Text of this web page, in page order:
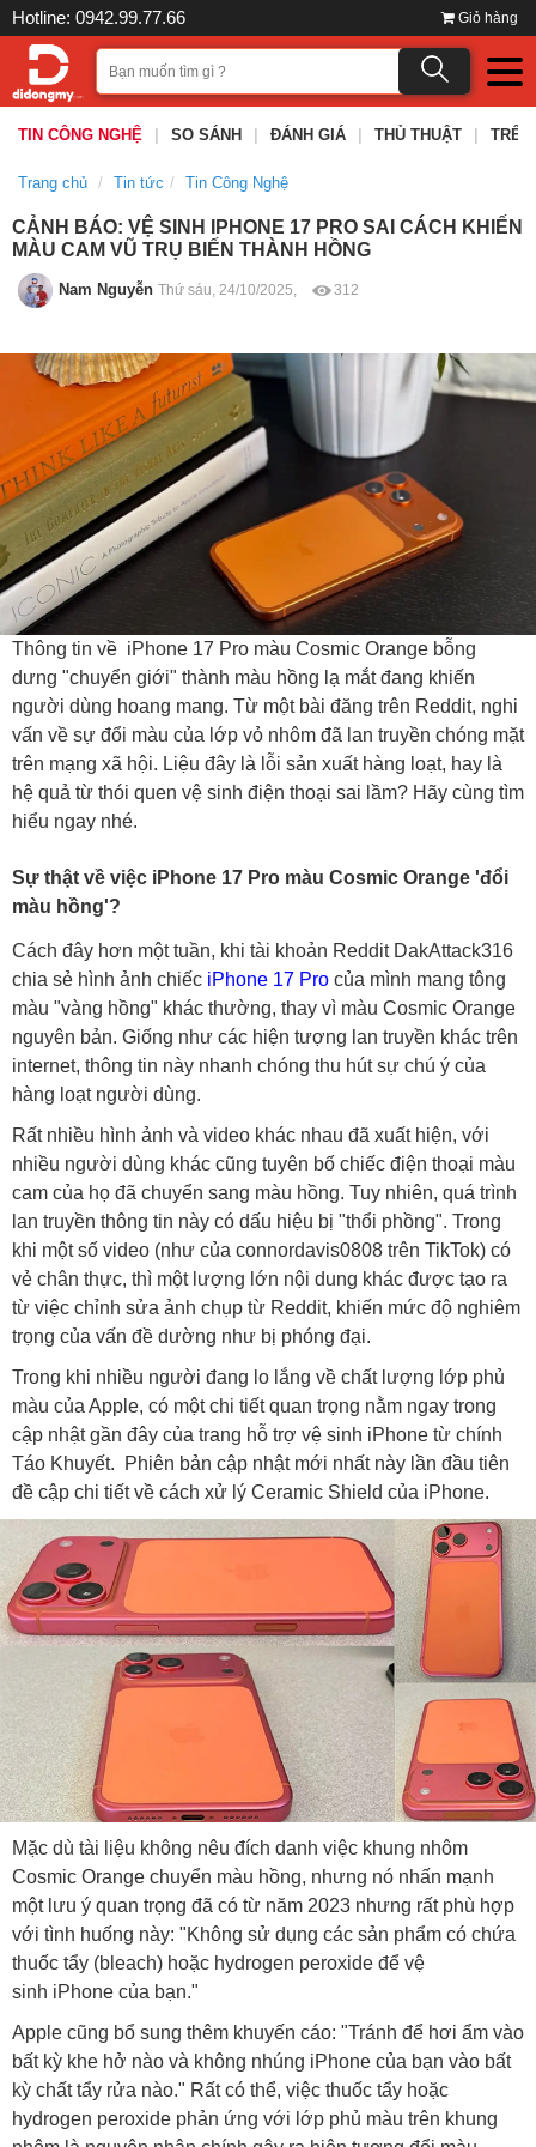
Hotline: 0942.99.77.66 Giỏ hàng
TIN CÔNG NGHỆ SO SÁNH ĐÁNH GIÁ THỦ THUẬT TRÊN
Trang chủ Tin tức Tin Công Nghệ
CẢNH BÁO: VỆ SINH IPHONE 17 PRO SAI CÁCH KHIẾN
MÀU CAM VŨ TRỤ BIẾN THÀNH HỒNG
Nam Nguyễn Thứ sáu, 24/10/2025, 312
Thông tin về iPhone 17 Pro màu Cosmic Orange bỗng
dưng "chuyển giới" thành màu hồng lạ mắt đang khiến
người dùng hoang mang. Từ một bài đăng trên Reddit, nghi
vấn về sự đổi màu của lớp vỏ nhôm đã lan truyền chóng mặt
trên mạng xã hội. Liệu đây là lỗi sản xuất hàng loạt, hay là
hệ quả từ thói quen vệ sinh điện thoại sai lầm? Hãy cùng tìm
hiểu ngay nhé.
Sự thật về việc iPhone 17 Pro màu Cosmic Orange 'đổi
màu hồng'?
Cách đây hơn một tuần, khi tài khoản Reddit DakAttack316
chia sẻ hình ảnh chiếc iPhone 17 Pro của mình mang tông
màu "vàng hồng" khác thường, thay vì màu Cosmic Orange
nguyên bản. Giống như các hiện tượng lan truyền khác trên
internet, thông tin này nhanh chóng thu hút sự chú ý của
hàng loạt người dùng.
Rất nhiều hình ảnh và video khác nhau đã xuất hiện, với
nhiều người dùng khác cũng tuyên bố chiếc điện thoại màu
cam của họ đã chuyển sang màu hồng. Tuy nhiên, quá trình
lan truyền thông tin này có dấu hiệu bị "thổi phồng". Trong
khi một số video (như của connordavis0808 trên TikTok) có
vẻ chân thực, thì một lượng lớn nội dung khác được tạo ra
từ việc chỉnh sửa ảnh chụp từ Reddit, khiến mức độ nghiêm
trọng của vấn đề dường như bị phóng đại.
Trong khi nhiều người đang lo lắng về chất lượng lớp phủ
màu của Apple, có một chi tiết quan trọng nằm ngay trong
cập nhật gần đây của trang hỗ trợ vệ sinh iPhone từ chính
Táo Khuyết. Phiên bản cập nhật mới nhất này lần đầu tiên
đề cập chi tiết về cách xử lý Ceramic Shield của iPhone.
Mặc dù tài liệu không nêu đích danh việc khung nhôm
Cosmic Orange chuyển màu hồng, nhưng nó nhấn mạnh
một lưu ý quan trọng đã có từ năm 2023 nhưng rất phù hợp
với tình huống này: "Không sử dụng các sản phẩm có chứa
thuốc tẩy (bleach) hoặc hydrogen peroxide để vệ
sinh iPhone của bạn."
Apple cũng bổ sung thêm khuyến cáo: "Tránh để hơi ẩm vào
bất kỳ khe hở nào và không nhúng iPhone của bạn vào bất
kỳ chất tẩy rửa nào." Rất có thể, việc thuốc tẩy hoặc
hydrogen peroxide phản ứng với lớp phủ màu trên khung